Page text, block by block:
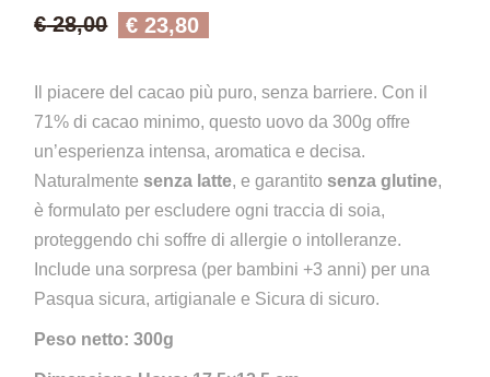
€28,00 € 23,80
Il piacere del cacao più puro, senza barriere. Con il
71% di cacao minimo, questo uovo da 300g offre
un’esperienza intensa, aromatica e decisa.
Naturalmente senza latte, e garantito senza glutine,
è formulato per escludere ogni traccia di soia,
proteggendo chi soffre di allergie o intolleranze.
Include una sorpresa (per bambini +3 anni) per una
Pasqua sicura, artigianale e Sicura di sicuro.
Peso netto: 300g